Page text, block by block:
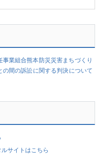
業組合熊本防災災害まちづくり
間の訴訟に関する判決について
サイトはこちら